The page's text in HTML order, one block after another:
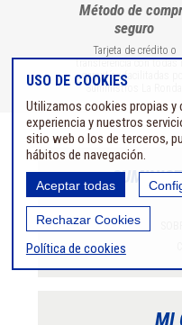
Método de
seguro
Tarjeta de crédito o
transferencia con todas
garantías facilitadas por
Suministros La Ronda
MI
USO DE COOKIES
Utilizamos cookies propias y
experiencia y nuestros
sitio web o los de terceros,
hábitos de navegación.
Aceptar todas
Rechazar Cookies
Política de cookies